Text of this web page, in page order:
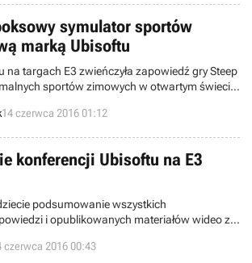
Oxygen Not Included, Polacy ujawnili
VR, a Square Enix pokazało Dubaj na
Mankind Divided.
symulator sportów
marką Ubisoftu
na targach E3 zwieńczyła zapowiedź gry Steep
sportów zimowych w otwartym świecie,
funkcje społecznościowe. Tytuł powstaje w
z myślą o PC, PS4 i XOne.
14 czerwca 2016 01:12
konferencji Ubisoftu na E3
podsumowanie wszystkich
i opublikowanych materiałów wideo z
zorganizowanej podczas tegorocznej edycji
czerwca 2016 00:43